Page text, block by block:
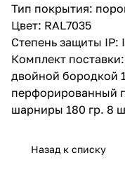
Тип покрытия:
Цвет: RAL7035
Степень защиты IP:
Комплект
двойной бородкой
перфорированный
шарниры 180 гр. 8
Назад к списку